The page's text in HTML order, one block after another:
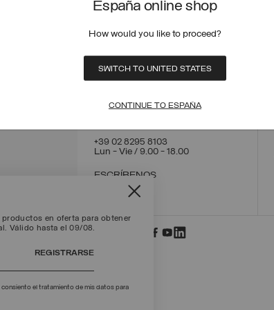
en oferta para obtener
Válido hasta el 09/08.
REGISTRARSE
consiento el tratamiento de mis datos para
España online shop
How would you like to proceed?
SWITCH TO UNITED STATES
CONTINUE TO ESPAÑA
+39 02 8295 8103
Lun - Vie / 9.00 - 18.00
ESCRÍBENOS